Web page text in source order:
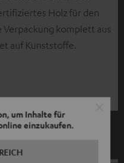
um Inhalte für
einzukaufen.
Holz für den
Verpackung komplett aus
auf Kunststoffe.